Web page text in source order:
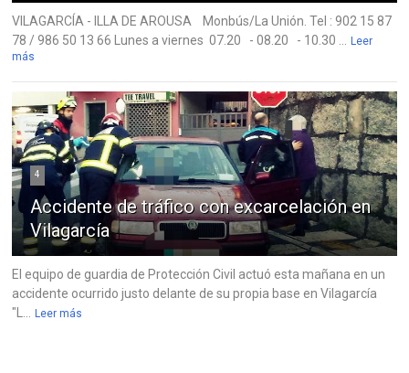
VILAGARCÍA - ILLA DE AROUSA Monbús/La Unión. Tel : 902 15 87
78 / 986 50 13 66 Lunes a viernes 07.20 - 08.20 - 10.30 ...
Leer
más
4
Accidente de tráfico con excarcelación en
Vilagarcía
El equipo de guardia de Protección Civil actuó esta mañana en un
accidente ocurrido justo delante de su propia base en Vilagarcía
"L...
Leer más